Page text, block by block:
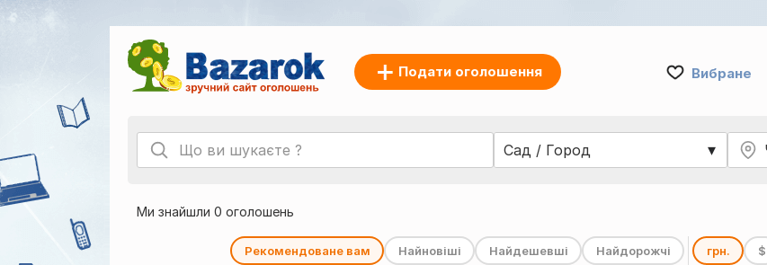
Подати оголошення Вибране
Ми знайшли 0 оголошень
Рекомендоване вам Найновіші Найдешевші Найдорожчі грн. $